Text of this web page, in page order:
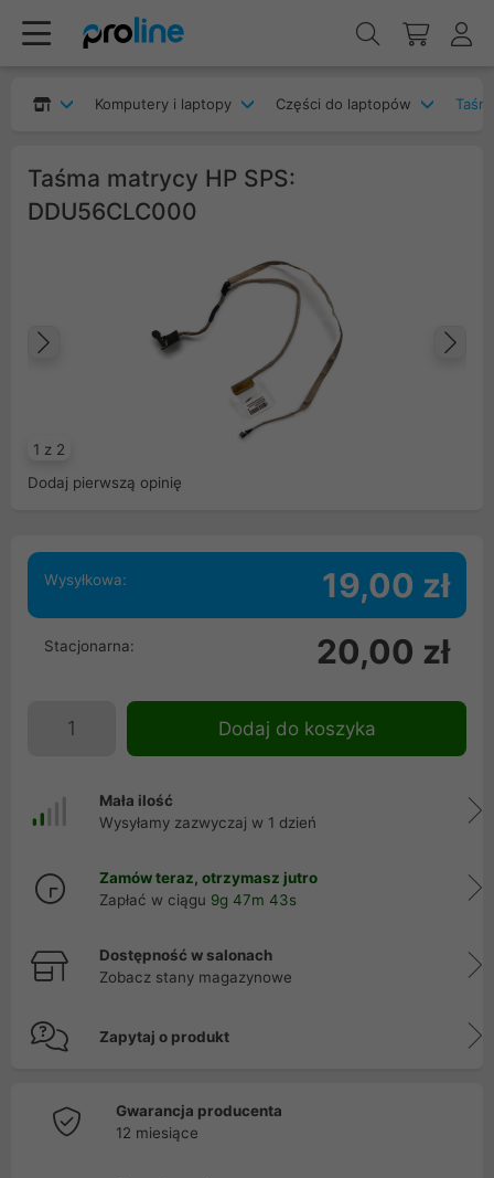
Komputery i laptopy Części do laptopów
Taśma matrycy HP SPS:
DDU56CLC000
1 z 2
Poprzedni
Dodaj pierwszą opinię
Wysyłkowa: 19,00 zł
Stacjonarna: 20,00 zł
Dodaj do koszyka
Mała ilość
Wysyłamy zazwyczaj w 1 dzień
Zamów teraz, otrzymasz jutro
Zapłać w ciągu 9g 47m 43s
Dostępność w salonach
Zobacz stany magazynowe
Zapytaj o produkt
Gwarancja producenta
12 miesiące